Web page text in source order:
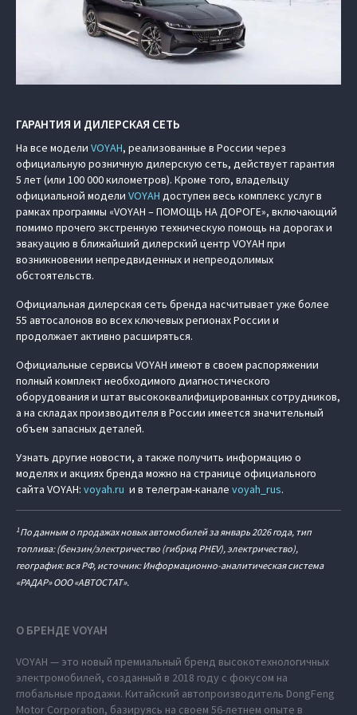
ГАРАНТИЯ И ДИЛЕРСКАЯ СЕТЬ
На все модели VOYAH, реализованные в России через
официальную розничную дилерскую сеть, действует гарантия
5 лет (или 100 000 километров). Кроме того, владельцу
официальной модели VOYAH доступен весь комплекс услуг в
рамках программы «VOYAH – ПОМОЩЬ НА ДОРОГЕ», включающий
помимо прочего экстренную техническую помощь на дорогах и
эвакуацию в ближайший дилерский центр VOYAH при
возникновении непредвиденных и непреодолимых
обстоятельств.
Официальная дилерская сеть бренда насчитывает уже более
55 автосалонов во всех ключевых регионах России и
продолжает активно расширяться.
Официальные сервисы VOYAH имеют в своем распоряжении
полный комплект необходимого диагностического
оборудования и штат высококвалифицированных сотрудников,
а на складах производителя в России имеется значительный
объем запасных деталей.
Узнать другие новости, а также получить информацию о
моделях и акциях бренда можно на странице официального
сайта VOYAH: voyah.ru и в телеграм-канале voyah_rus.
1По данным о продажах новых автомобилей за январь 2026 года, тип
топлива: (бензин/электричество (гибрид PHEV), электричество),
география: вся РФ, источник: Информационно-аналитическая система
«РАДАР» ООО «АВТОСТАТ».
О БРЕНДЕ VOYAH
VOYAH — это новый премиальный бренд высокотехнологичных
электромобилей, созданный в 2018 году с фокусом на
глобальные продажи. Китайский автопроизводитель DongFeng
Motor Corporation, базируясь на своем 56-летнем опыте в